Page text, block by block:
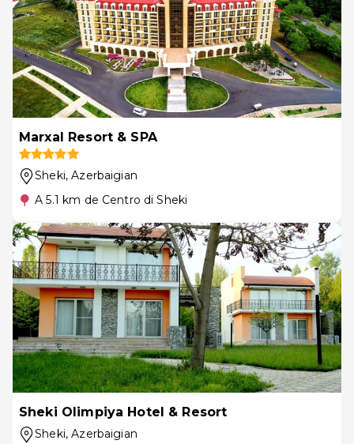
Marxal Resort & SPA
Sheki, Azerbaigian
A 5.1 km de Centro di Sheki
Sheki Olimpiya Hotel & Resort
Sheki, Azerbaigian